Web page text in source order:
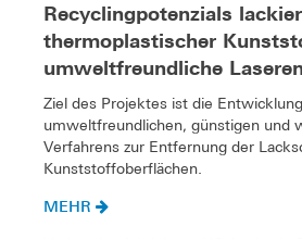
Recyclingpotenzials
thermoplastischer
umweltfreundliche
Ziel des Projektes ist die
umweltfreundlichen, günstigen und
Verfahrens zur Entfernung der
Kunststoffoberflächen.
MEHR